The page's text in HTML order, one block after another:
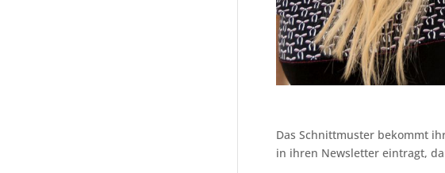
Das Schnittmuster bekommt
in ihren Newsletter eintragt,